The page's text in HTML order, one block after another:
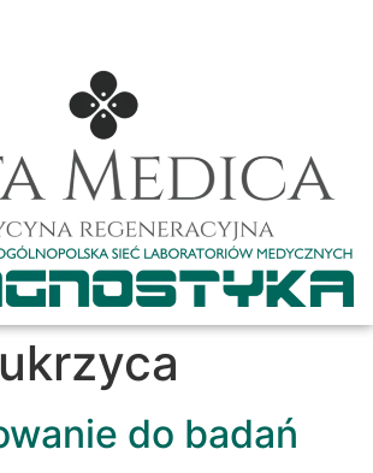
do badań